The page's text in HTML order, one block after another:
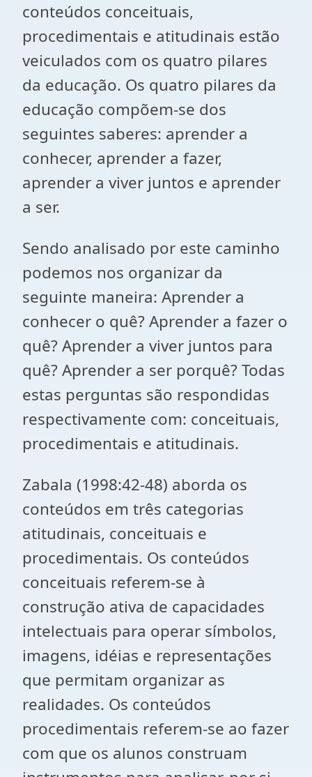
conteúdos conceituais,
procedimentais e atitudinais estão
veiculados com os quatro pilares
da educação. Os quatro pilares da
educação compõem-se dos
seguintes saberes: aprender a
conhecer, aprender a fazer,
aprender a viver juntos e aprender
a ser.
Sendo analisado por este caminho
podemos nos organizar da
seguinte maneira: Aprender a
conhecer o quê? Aprender a fazer o
quê? Aprender a viver juntos para
quê? Aprender a ser porquê? Todas
estas perguntas são respondidas
respectivamente com: conceituais,
procedimentais e atitudinais.
Zabala (1998:42-48) aborda os
conteúdos em três categorias
atitudinais, conceituais e
procedimentais. Os conteúdos
conceituais referem-se à
construção ativa de capacidades
intelectuais para operar símbolos,
imagens, idéias e representações
que permitam organizar as
realidades. Os conteúdos
procedimentais referem-se ao fazer
com que os alunos construam